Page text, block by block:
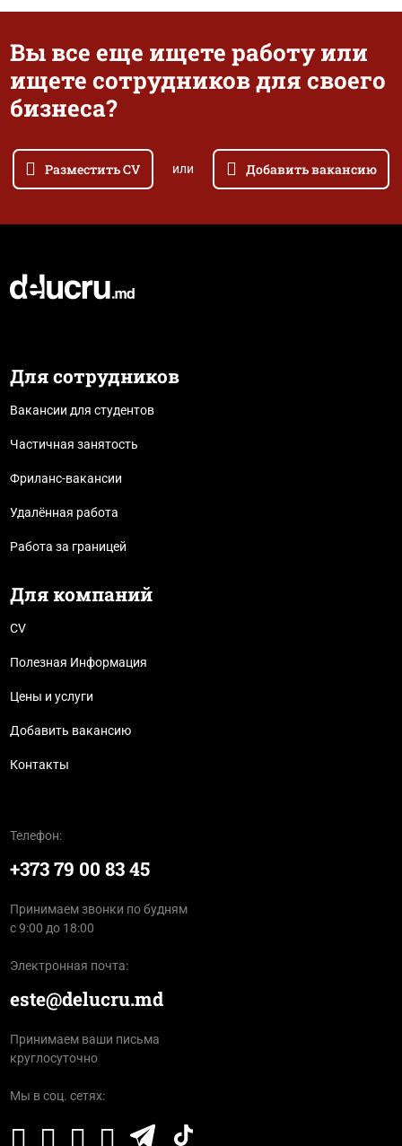
Вы все еще ищете работу или
ищете сотрудников для своего
бизнеса?
Разместить CV или Добавить вакансию
Для сотрудников
Вакансии для студентов
Частичная занятость
Фриланс-вакансии
Удалённая работа
Работа за границей
Для компаний
CV
Полезная Информация
Цены и услуги
Добавить вакансию
Контакты
Телефон:
+373 79 00 83 45
Принимаем звонки по будням
с 9:00 до 18:00
Электронная почта:
este@delucru.md
Принимаем ваши письма
круглосуточно
Мы в соц. сетях: